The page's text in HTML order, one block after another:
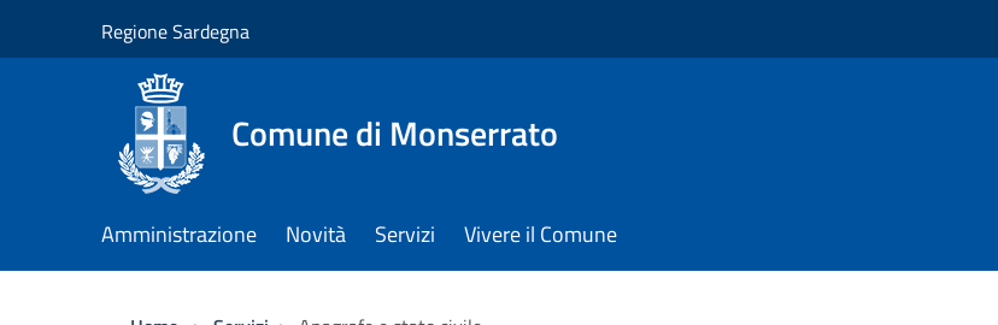
Regione Sardegna
Comune di Monserrato
Amministrazione Novità Servizi Vivere il Comune